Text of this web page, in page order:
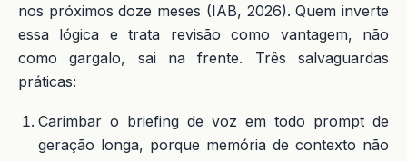
nos próximos doze meses (IAB, 2026). Quem inverte
essa lógica e trata revisão como vantagem, não
como gargalo, sai na frente. Três salvaguardas
práticas:
Carimbar o briefing de voz em todo prompt de
geração longa, porque memória de contexto não